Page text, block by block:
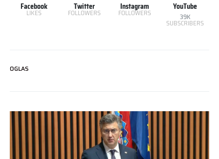
Facebook
LIKES
Twitter
FOLLOWERS
Instagram
FOLLOWERS
YouTube
39K
SUBSCRIBERS
OGLAS